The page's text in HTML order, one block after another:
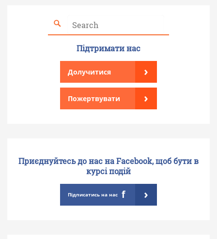
Підтримати нас
Долучитися ›
Пожертвувати ›
Приєднуйтесь до нас на Facebook, щоб бути в
курсі подій
Підписатись на нас f ›